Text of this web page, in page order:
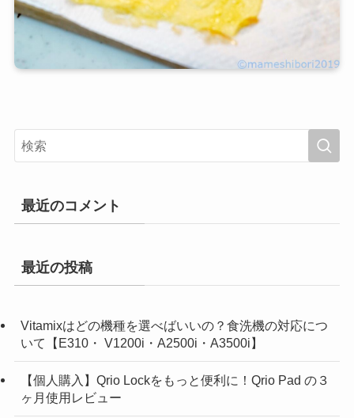
最近のコメント
最近の投稿
Vitamixはどの機種を選べばいいの？食洗機の対応につ
いて【E310・ V1200i・A2500i・A3500i】
【個人購入】Qrio Lockをもっと便利に！Qrio Pad の３
ヶ月使用レビュー